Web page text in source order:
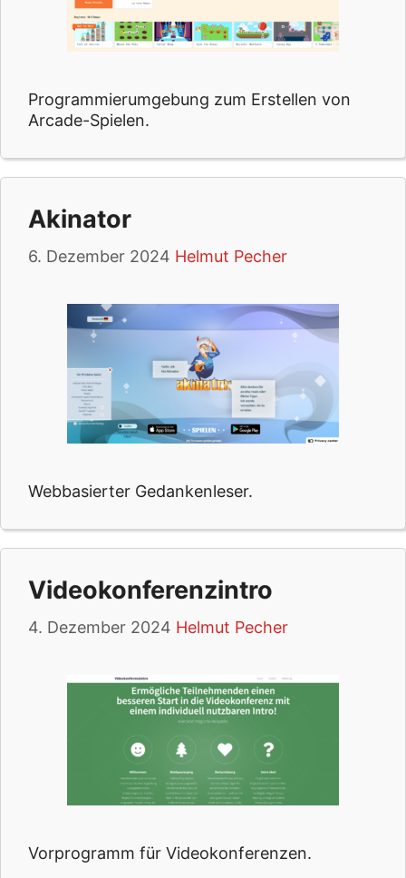
Programmierumgebung zum Erstellen von
Arcade-Spielen.
Akinator
6. Dezember 2024 Helmut Pecher
Webbasierter Gedankenleser.
Videokonferenzintro
4. Dezember 2024 Helmut Pecher
Vorprogramm für Videokonferenzen.